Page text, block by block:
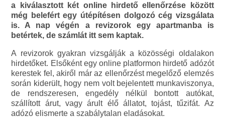
a kiválasztott két online hirdető ellenőrzése között
még belefért egy útépítésen dolgozó cég vizsgálata
is. A nap végén a revizorok egy apartmanba is
betértek, de számlát itt sem kaptak.
A revizorok gyakran vizsgálják a közösségi oldalakon
hirdetőket. Elsőként egy online platformon hirdető adózót
kerestek fel, akiről már az ellenőrzést megelőző elemzés
során kiderült, hogy nem volt bejelentett munkaviszonya,
de rendszeresen, engedély nélkül bontott autókat,
szállított árut, vagy árult élő állatot, tojást, tűzifát. Az
adózó elismerte a szabálytalan eladásokat.